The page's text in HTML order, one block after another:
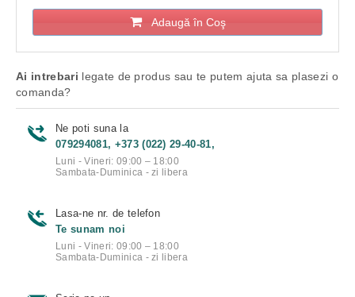
Adaugă în Coş
Ai intrebari legate de produs sau te putem ajuta sa plasezi o
comanda?
Ne poti suna la
079294081, +373 (022) 29-40-81,
Luni - Vineri: 09:00 – 18:00
Sambata-Duminica - zi libera
Lasa-ne nr. de telefon
Te sunam noi
Luni - Vineri: 09:00 – 18:00
Sambata-Duminica - zi libera